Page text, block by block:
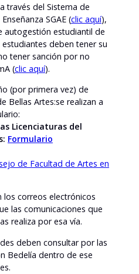
través del Sistema de
SGAE (clic aquí),
autogestión estudiantil de
estudiantes deben tener su
tener sanción por no
(clic aquí).
(por primera vez) de
Bellas Artes:se realizan a
Licenciaturas del
Formulario
de Facultad de Artes en
los correos electrónicos
las comunicaciones que
realiza por esa vía.
deben consultar por las
Bedelía dentro de ese